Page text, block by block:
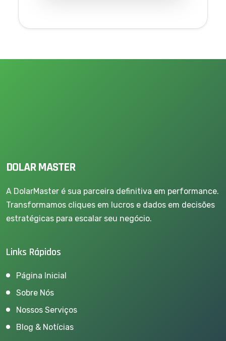
DOLAR MASTER
A DolarMaster é sua parceira definitiva em performance.
Transformamos cliques em lucros e dados em decisões
estratégicas para escalar seu negócio.
Links Rápidos
Página Inicial
Sobre Nós
Nossos Serviços
Blog & Notícias